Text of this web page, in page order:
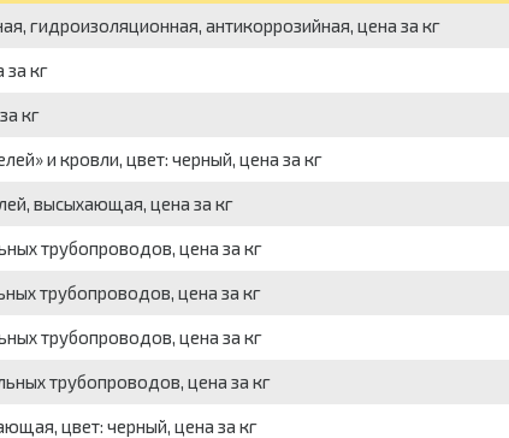
гидроизоляционная, антикоррозийная, цена за кг
кг
кг
и кровли, цвет: черный, цена за кг
высыхающая, цена за кг
трубопроводов, цена за кг
трубопроводов, цена за кг
трубопроводов, цена за кг
трубопроводов, цена за кг
цвет: черный, цена за кг